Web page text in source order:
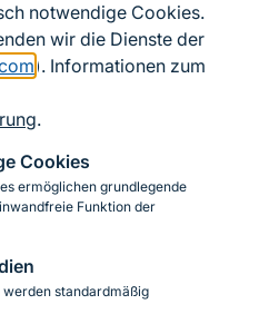
notwendige Cookies.
wir die Dienste der
). Informationen zum
.
Cookies
ermöglichen grundlegende
Funktion der
standardmäßig
zum BfN
Barrierefreiheit
LinkedIn